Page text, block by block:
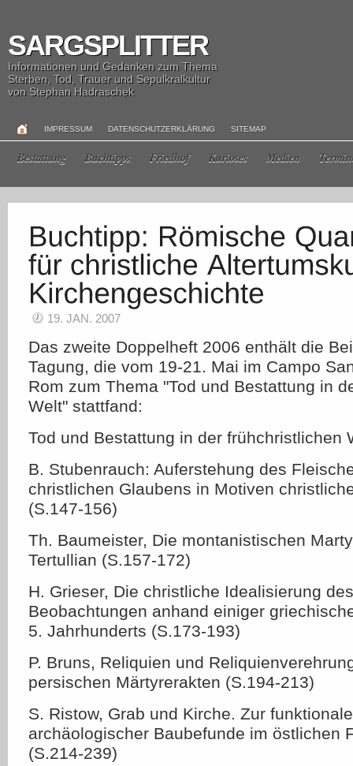
SARGSPLITTER
Informationen und Gedanken zum Thema
Sterben, Tod, Trauer und Sepulkralkultur
von Stephan Hadraschek
IMPRESSUM DATENSCHUTZERKLÄRUNG SITEMAP
Bestattung Buchtipps Friedhof Kurioses Medien
19. JAN. 2007
Das zweite Doppelheft 2006 enthält die
Tagung, die vom 19-21. Mai im Campo
Rom zum Thema "Tod und Bestattung in
Welt" stattfand:
Tod und Bestattung in der frühchristlichen
B. Stubenrauch: Auferstehung des
christlichen Glaubens in Motiven
(S.147-156)
Th. Baumeister, Die montanistischen
Tertullian (S.157-172)
H. Grieser, Die christliche Idealisierung des
Beobachtungen anhand einiger
5. Jahrhunderts (S.173-193)
P. Bruns, Reliquien und
persischen Märtyrerakten (S.194-213)
S. Ristow, Grab und Kirche. Zur
archäologischer Baubefunde im östlichen
(S.214-239)